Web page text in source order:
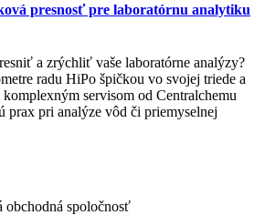
presnosť pre laboratórnu analytiku
a zrýchliť vaše laboratórne analýzy?
radu HiPo špičkou vo svojej triede a
servisom od Centralchemu
prax pri analýze vôd či priemyselnej
obchodná spoločnosť